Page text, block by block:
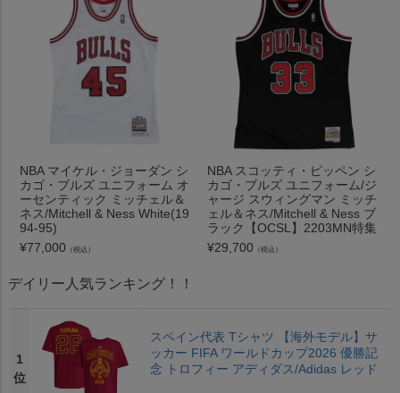
NBA マイケル・ジョーダン シ
カゴ・ブルズ ユニフォーム オ
ーセンティック ミッチェル＆
ネス/Mitchell & Ness White(19
94-95)
¥77,000 （税込）
NBA スコッティ・ピッペン シ
カゴ・ブルズ ユニフォーム/ジ
ャージ スウィングマン ミッチ
ェル＆ネス/Mitchell & Ness ブ
ラック【OCSL】2203MN特集
¥29,700 （税込）
デイリー人気ランキング！！
1
位
スペイン代表 Tシャツ 【海外モデル】サ
ッカー FIFA ワールドカップ2026 優勝記
念 トロフィー アディダス/Adidas レッド